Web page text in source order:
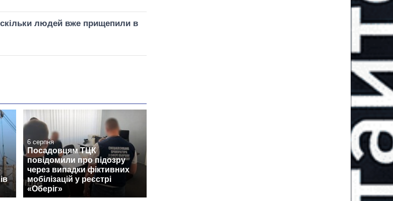
скільки людей вже прищепили в
6 серпня
Посадовцям ТЦК
повідомили про підозру
через випадки фіктивних
мобілізацій у реєстрі
«Оберіг»